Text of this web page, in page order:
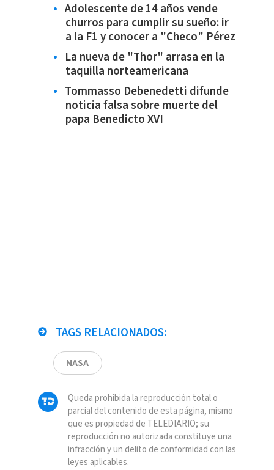
Adolescente de 14 años vende
churros para cumplir su sueño: ir
a la F1 y conocer a "Checo" Pérez
La nueva de "Thor" arrasa en la
taquilla norteamericana
Tommasso Debenedetti difunde
noticia falsa sobre muerte del
papa Benedicto XVI
TAGS RELACIONADOS:
NASA
Queda prohibida la reproducción total o
parcial del contenido de esta página, mismo
que es propiedad de TELEDIARIO; su
reproducción no autorizada constituye una
infracción y un delito de conformidad con las
leyes aplicables.